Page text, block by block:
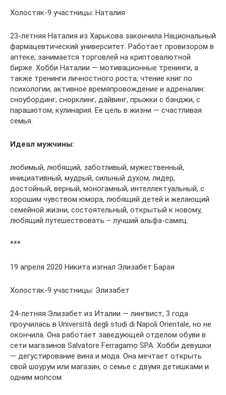
Холостяк-9 участницы: Наталия
23-летняя Наталия из Харькова закончила Национальный
фармацевтический университет. Работает провизором в
аптеке; занимается торговлей на криптовалютной
бирже. Хобби Наталии — мотивационные тренинги, а
также тренинги личностного роста; чтение книг по
психологии; активное времяпровождение и адреналин:
сноубординг, снорклинг, дайвинг, прыжки с банджи, с
парашютом; кулинария. Ее цель в жизни — счастливая
семья.
Идеал мужчины:
любимый, любящий, заботливый, мужественный,
инициативный, мудрый, сильный духом, лидер,
достойный, верный, моногамный, интеллектуальный, с
хорошим чувством юмора, любящий детей и желающий
семейной жизни, состоятельный, открытый к новому,
любящий путешествовать – лучший альфа-самец.
***
19 апреля 2020 Никита изгнал Элизабет Барая
Холостяк-9 участницы: Элизабет
24-летняя Элизабет из Италии — лингвист, 3 года
проучилась в Università degli studi di Napoli Orientale, но не
окончила. Она работает заведующей отделом обуви в
сети магазинов Salvatore Ferragamo SPA. Хобби девушки
— дегустирование вина и мода. Она мечтает открыть
свой шоурум или магазин, о семье с двумя детишками и
одним мопсом.